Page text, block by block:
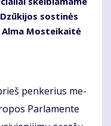
sos­ti­nės
Mos­tei­kai­tė
pen­ke­rius me­
Par­la­men­te